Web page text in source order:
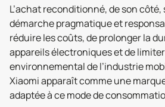
L’achat reconditionné, de son
démarche pragmatique et
réduire les coûts, de prolonger la
appareils électroniques et de
environnemental de l’industrie
Xiaomi apparaît comme une
adaptée à ce mode de